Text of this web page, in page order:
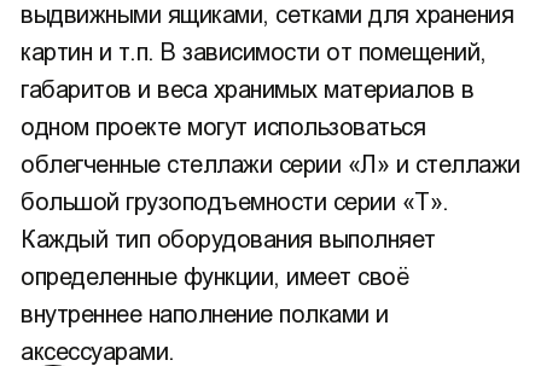
выдвижными ящиками, сетками для хранения
картин и т.п. В зависимости от помещений,
габаритов и веса хранимых материалов в
одном проекте могут использоваться
облегченные стеллажи серии «Л» и стеллажи
большой грузоподъемности серии «Т».
Каждый тип оборудования выполняет
определенные функции, имеет своё
внутреннее наполнение полками и
аксессуарами.